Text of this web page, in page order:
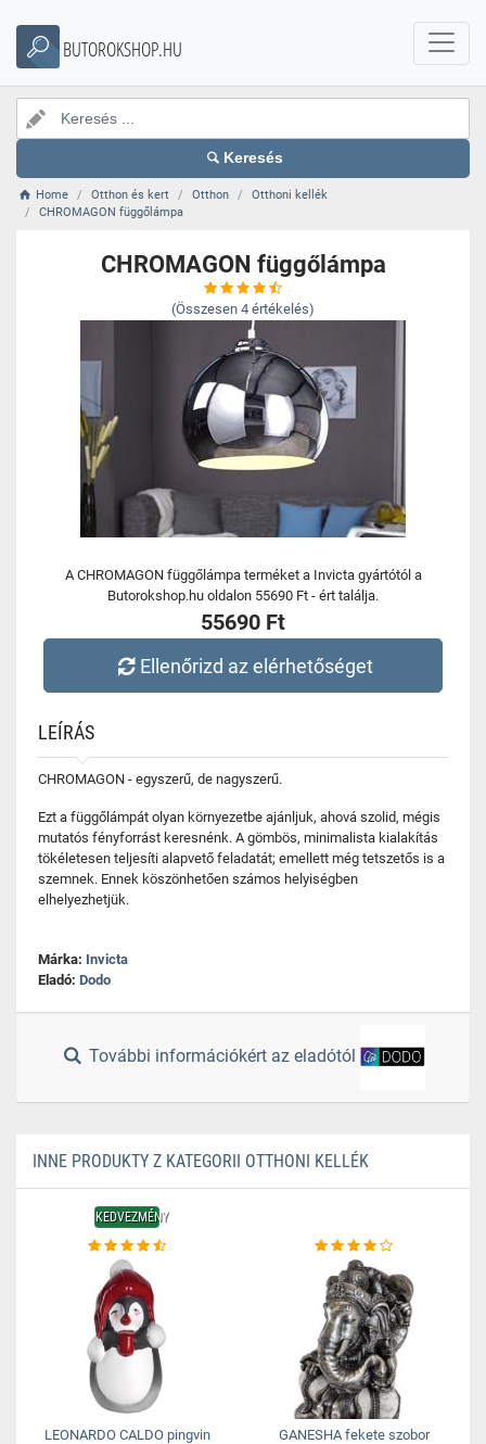
BUTOROKSHOP.HU
Keresés
Home Otthon és kert Otthon
Otthoni kellék
CHROMAGON függőlámpa
CHROMAGON függőlámpa
(Összesen 4 értékelés)
A CHROMAGON függőlámpa terméket a Invicta gyártótól a
Butorokshop.hu oldalon 55690 Ft - ért találja.
55690 Ft
Ellenőrizd az elérhetőséget
LEÍRÁS
CHROMAGON - egyszerű, de nagyszerű.
Ezt a függőlámpát olyan környezetbe ajánljuk, ahová szolid, mégis
mutatós fényforrást keresnénk. A gömbös, minimalista kialakítás
tökéletesen teljesíti alapvető feladatát; emellett még tetszetős is a
szemnek. Ennek köszönhetően számos helyiségben
elhelyezhetjük.
Márka: Invicta
Eladó: Dodo
További információkért az eladótól
INNE PRODUKTY Z KATEGORII OTTHONI KELLÉK
KEDVEZMÉNY
LEONARDO CALDO pingvin
GANESHA fekete szobor